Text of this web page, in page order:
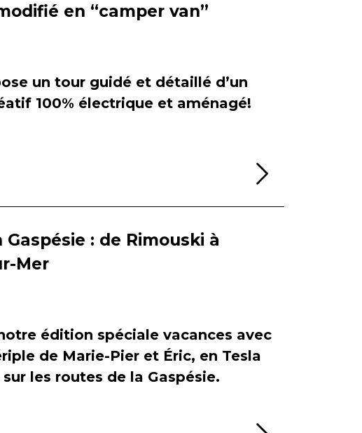
en “camper van”
un tour guidé et détaillé d’un
100% électrique et aménagé!
: de Rimouski à
Mer
édition spéciale vacances avec
de Marie-Pier et Éric, en Tesla
les routes de la Gaspésie.